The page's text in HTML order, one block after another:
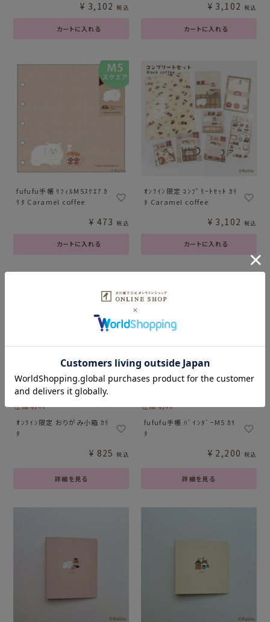
カートに入れる
¥ 3,102 税込
カートに入れる
¥ 3,102 税込
fufufu手帳 ﾘﾌｨﾙM5ｽｸｴｱ ｶ
ﾘﾀ Caramel coffee
カートに入れる
¥ 473 税込
ｵﾝﾗｲﾝ限定 ｺﾝﾌﾟﾘｰﾄｾｯﾄ ｶﾘ
ﾀ Caramel coffee
カートに入れる
¥ 3,102 税込
在庫切れ
ｵﾝﾗｲﾝ限定 おりがみ小箱 ｶﾘ
ﾀ
詳細を見る
¥ 825 税込
在庫切れ
fufufu手帳 ﾊﾞｲﾝﾀﾞｰM5 ｶﾘ
ﾀ
詳細を見る
¥ 2,200 税込